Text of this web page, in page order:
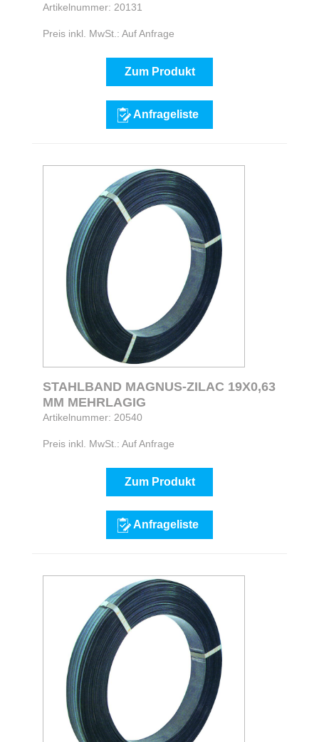
Artikelnummer: 20131
Preis inkl. MwSt.: Auf Anfrage
Zum Produkt
Anfrageliste
STAHLBAND MAGNUS-ZILAC 19X0,63
MM MEHRLAGIG
Artikelnummer: 20540
Preis inkl. MwSt.: Auf Anfrage
Zum Produkt
Anfrageliste